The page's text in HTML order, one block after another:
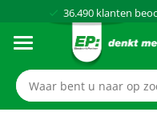
36.490 klanten
Al meer dan